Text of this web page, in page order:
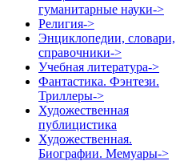
гуманитарные науки->
Религия->
Энциклопедии, словари,
справочники->
Учебная литература->
Фантастика. Фэнтези.
Триллеры->
Художественная
публицистика
Художественная.
Биографии. Мемуары->